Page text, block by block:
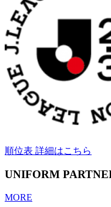
順位表 詳細はこちら
UNIFORM
MORE